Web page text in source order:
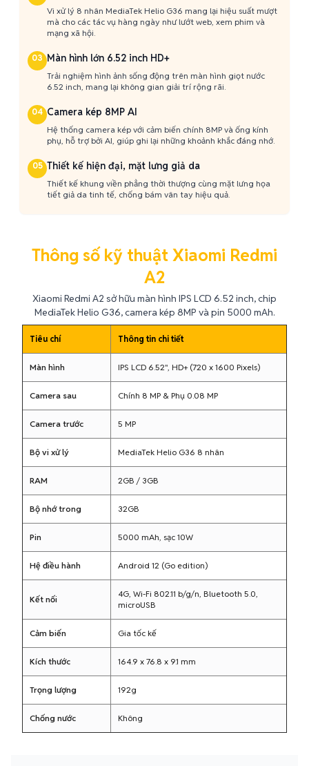
Vi xử lý 8 nhân MediaTek Helio G36 mang lại hiệu suất mượt
mà cho các tác vụ hàng ngày như lướt web, xem phim và
mạng xã hội.
03 Màn hình lớn 6.52 inch HD+
Trải nghiệm hình ảnh sống động trên màn hình giọt nước
6.52 inch, mang lại không gian giải trí rộng rãi.
04 Camera kép 8MP AI
Hệ thống camera kép với cảm biến chính 8MP và ống kính
phụ, hỗ trợ bởi AI, giúp ghi lại những khoảnh khắc đáng nhớ.
05 Thiết kế hiện đại, mặt lưng giả da
Thiết kế khung viền phẳng thời thượng cùng mặt lưng họa
tiết giả da tinh tế, chống bám vân tay hiệu quả.
Thông số kỹ thuật Xiaomi Redmi
A2
Xiaomi Redmi A2 sở hữu màn hình IPS LCD 6.52 inch, chip
MediaTek Helio G36, camera kép 8MP và pin 5000 mAh.
Tiêu chí Thông tin chi tiết
Màn hình IPS LCD 6.52", HD+ (720 x 1600 Pixels)
Camera sau Chính 8 MP & Phụ 0.08 MP
Camera trước 5 MP
Bộ vi xử lý MediaTek Helio G36 8 nhân
RAM 2GB / 3GB
Bộ nhớ trong 32GB
Pin 5000 mAh, sạc 10W
Hệ điều hành Android 12 (Go edition)
Kết nối
4G, Wi-Fi 802.11 b/g/n, Bluetooth 5.0,
microUSB
Cảm biến Gia tốc kế
Kích thước 164.9 x 76.8 x 9.1 mm
Trọng lượng 192g
Chống nước Không